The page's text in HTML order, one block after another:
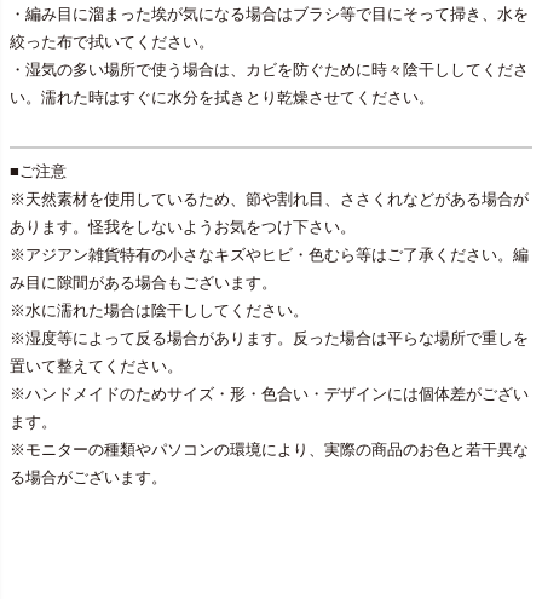
・編み目に溜まった埃が気になる場合はブラシ等で目にそって掃き、水を
絞った布で拭いてください。
・湿気の多い場所で使う場合は、カビを防ぐために時々陰干ししてくださ
い。濡れた時はすぐに水分を拭きとり乾燥させてください。
■ご注意
※天然素材を使用しているため、節や割れ目、ささくれなどがある場合が
あります。怪我をしないようお気をつけ下さい。
※アジアン雑貨特有の小さなキズやヒビ・色むら等はご了承ください。編
み目に隙間がある場合もございます。
※水に濡れた場合は陰干ししてください。
※湿度等によって反る場合があります。反った場合は平らな場所で重しを
置いて整えてください。
※ハンドメイドのためサイズ・形・色合い・デザインには個体差がござい
ます。
※モニターの種類やパソコンの環境により、実際の商品のお色と若干異な
る場合がございます。